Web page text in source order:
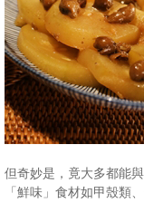
但奇妙是，竟大多都能
「鮮味」食材如甲殼類